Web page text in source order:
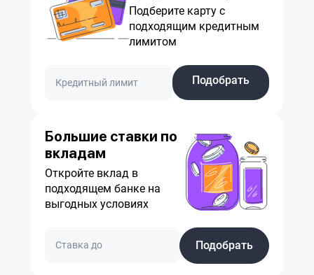
Подберите карту с
подходящим кредитным
лимитом
Подобрать
Большие ставки по
вкладам
Откройте вклад в
подходящем банке на
выгодных условиях
Подобрать